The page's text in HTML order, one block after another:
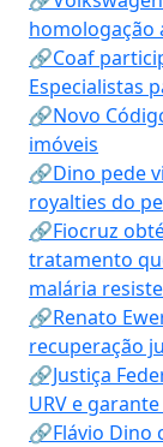
homologação
🔗Coaf
Especialistas
🔗Novo
imóveis
🔗Dino pede
royalties do
🔗Fiocruz
tratamento
malária
🔗Renato
recuperação
🔗Justiça
URV e
🔗Flávio Dino